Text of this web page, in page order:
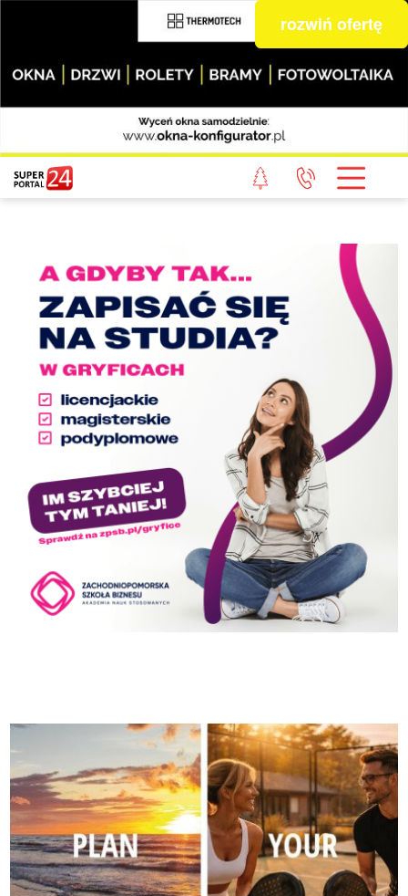
rozwiń ofertę